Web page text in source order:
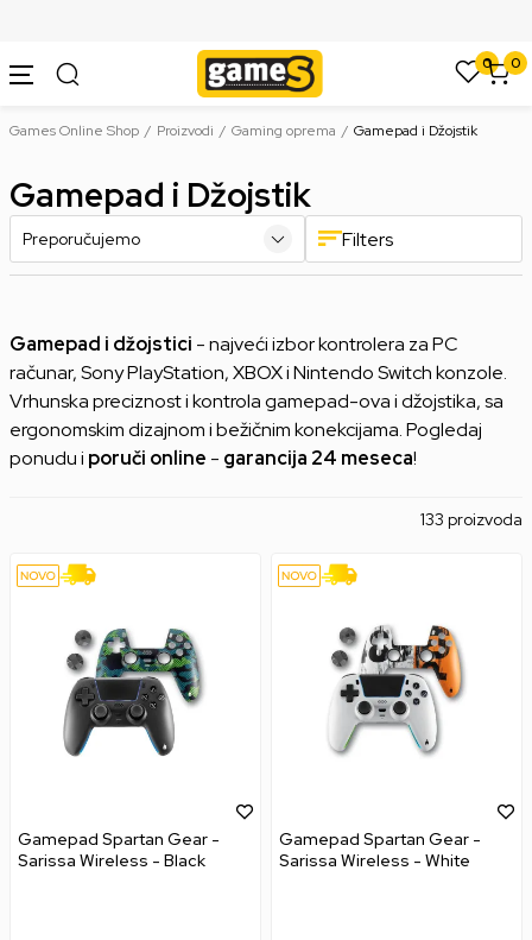
0 0
Games Online Shop Proizvodi Gaming oprema Gamepad i Džojstik
Gamepad i Džojstik
Filters
Gamepad i džojstici - najveći izbor kontrolera za PC
računar, Sony PlayStation, XBOX i Nintendo Switch konzole.
Vrhunska preciznost i kontrola gamepad-ova i džojstika, sa
ergonomskim dizajnom i bežičnim konekcijama. Pogledaj
ponudu i poruči online - garancija 24 meseca!
133 proizvoda
Gamepad Spartan Gear -
Sarissa Wireless - Black
Gamepad Spartan Gear -
Sarissa Wireless - White